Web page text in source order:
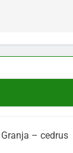
Granja – cedrus